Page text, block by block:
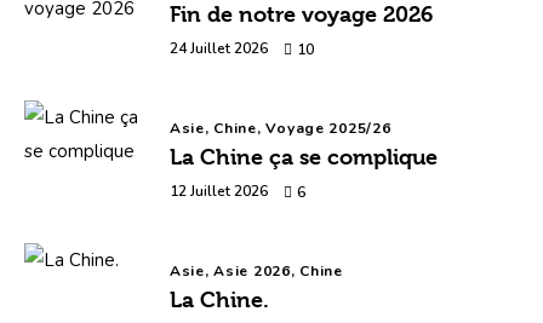
Fin de notre voyage 2026
24 Juillet 2026 10
Asie, Chine,Voyage 2025/26
La Chine ça se complique
12 Juillet 2026 6
Asie,Asie 2026, Chine
La Chine.